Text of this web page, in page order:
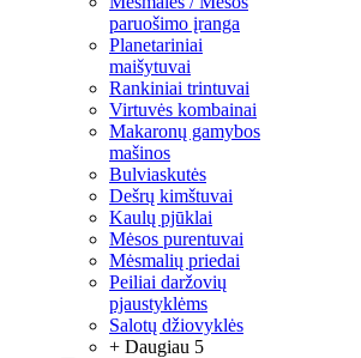
paruošimo įranga
Planetariniai
maišytuvai
Rankiniai trintuvai
Virtuvės kombainai
Makaronų gamybos
mašinos
Bulviaskutės
Dešrų kimštuvai
Kaulų pjūklai
Mėsos purentuvai
Mėsmalių priedai
Peiliai daržovių
pjaustyklėms
Salotų džiovyklės
+ Daugiau 5